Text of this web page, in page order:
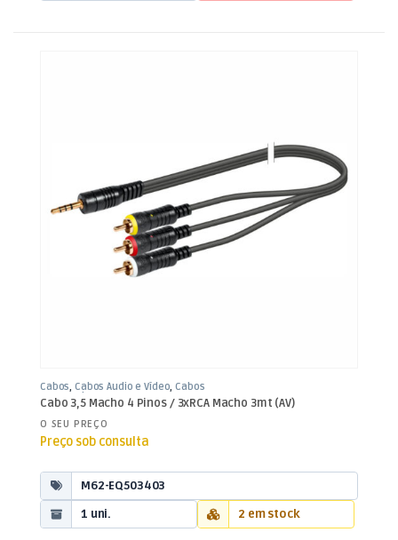
Cabos,Cabos Áudio e Vídeo,Cabos
RCA / Jack 3,5mm
Cabo 3,5 Macho 4 Pinos / 3xRCA Macho 3mt (AV)
O SEU PREÇO
Preço sob consulta
M62-EQ503403
1 uni.
2 em stock